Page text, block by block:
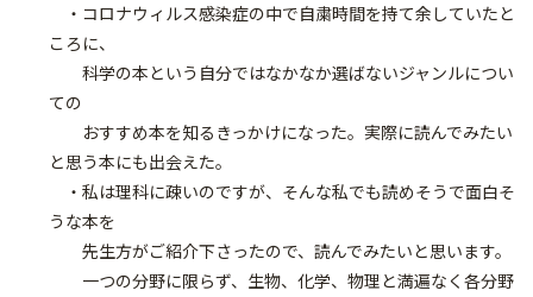
・コロナウィルス感染症の中で自粛時間を持て余していたと
ころに、
科学の本という自分ではなかなか選ばないジャンルについ
ての
おすすめ本を知るきっかけになった。実際に読んでみたい
と思う本にも出会えた。
・私は理科に疎いのですが、そんな私でも読めそうで面白そ
うな本を
先生方がご紹介下さったので、読んでみたいと思います。
一つの分野に限らず、生物、化学、物理と満遍なく各分野